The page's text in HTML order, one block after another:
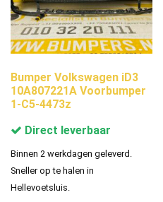
Bumper Volkswagen iD3
10A807221A Voorbumper
1-C5-4473z
Direct leverbaar
Binnen 2 werkdagen geleverd.
Sneller op te halen in
Hellevoetsluis.